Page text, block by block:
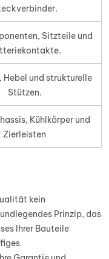
Sitzteile und
Hebel und strukturelle
Stützen.
Kühlkörper und
Zierleisten
kein
Prinzip, das
Ihrer Bauteile